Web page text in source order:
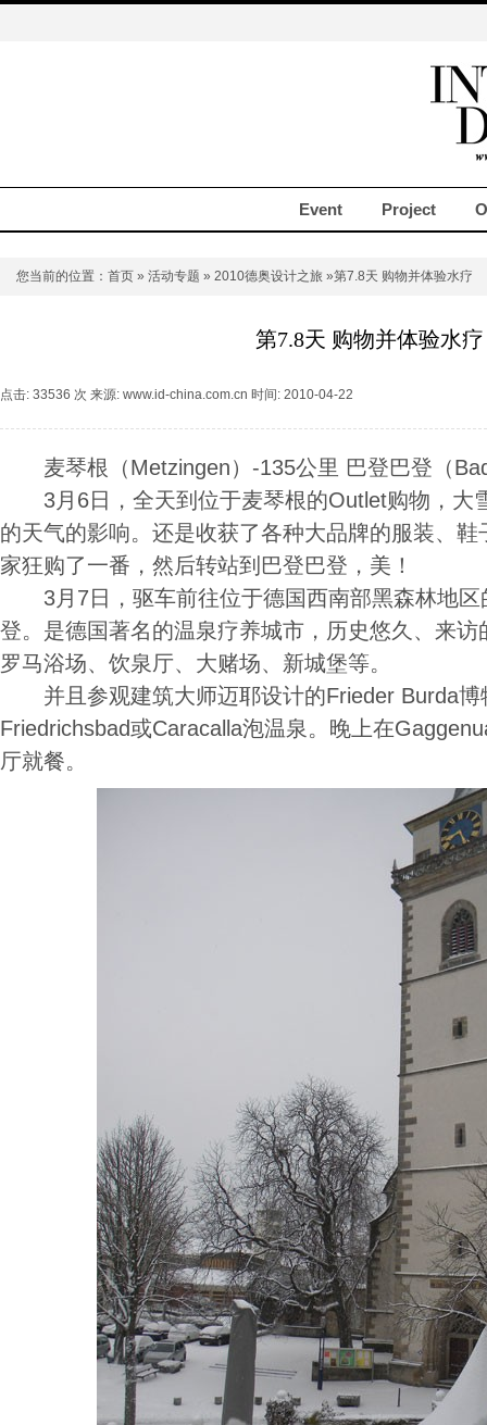
Event Project
您当前的位置： 首页 » 活动专题 » 2010德奥设计之旅 »第7.8天 购物并体验水疗
第7.8天 购物并体验水疗
点击: 33536 次 来源: www.id-china.com.cn 时间: 2010-04-22
麦琴根（Metzingen）-135公里 巴登巴登（
3月6日，全天到位于麦琴根的Outlet购物，大
的天气的影响。还是收获了各种大品牌的服装、
家狂购了一番，然后转站到巴登巴登，美！
3月7日，驱车前往位于德国西南部黑森林地
登。是德国著名的温泉疗养城市，历史悠久、来
罗马浴场、饮泉厅、大赌场、新城堡等。
并且参观建筑大师迈耶设计的Frieder Burda博
Friedrichsbad或Caracalla泡温泉。晚上在
厅就餐。